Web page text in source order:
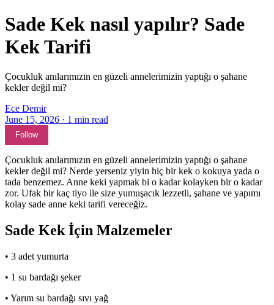
Sade Kek nasıl yapılır? Sade
Kek Tarifi
Çocukluk anılarımızın en güzeli annelerimizin yaptığı o şahane
kekler değil mi?
Ece Demir
June 15, 2026 · 1 min read
Follow
Çocukluk anılarımızın en güzeli annelerimizin yaptığı o şahane
kekler değil mi? Nerde yerseniz yiyin hiç bir kek o kokuya yada o
tada benzemez. Anne keki yapmak bi o kadar kolayken bir o kadar
zor. Ufak bir kaç tiyo ile size yumuşacık lezzetli, şahane ve yapımı
kolay sade anne keki tarifi vereceğiz.
Sade Kek İçin Malzemeler
• 3 adet yumurta
• 1 su bardağı şeker
• Yarım su bardağı sıvı yağ